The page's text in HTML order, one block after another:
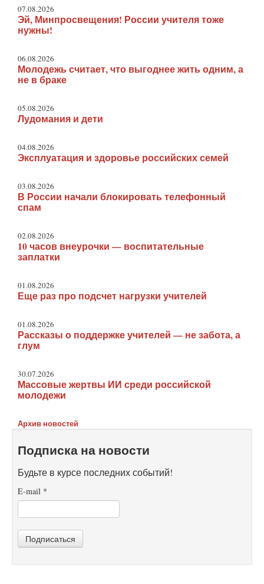
07.08.2026
Эй, Минпросвещения! России учителя тоже
нужны!
06.08.2026
Молодежь считает, что выгоднее жить одним, а
не в браке
05.08.2026
Лудомания и дети
04.08.2026
Эксплуатация и здоровье российских семей
03.08.2026
В России начали блокировать телефонный
спам
02.08.2026
10 часов внеурочки — воспитательные
заплатки
01.08.2026
Еще раз про подсчет нагрузки учителей
01.08.2026
Рассказы о поддержке учителей — не забота, а
глум
30.07.2026
Массовые жертвы ИИ среди российской
молодежи
Архив новостей
Подписка на новости
Будьте в курсе последних событий!
E-mail *
Подписаться